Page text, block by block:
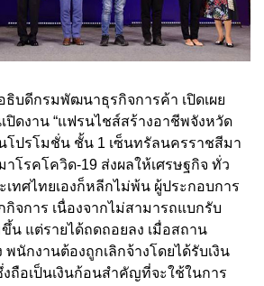
บดีกรมพัฒนาธุรกิจการค้า เปิดเผย
ปิดงาน “แฟรนไชส์สร้างอาชีพจังหวัด
โปรโมชั่น ชั้น 1 เซ็นทรัลนครราชสีมา
โรคโควิด-19 ส่งผลให้เศรษฐกิจ ทั่ว
ทศไทยเองก็หลีกไม่พ้น ผู้ประกอบการ
กิจการ เนื่องจากไม่สามารถแบกรับ
น แต่รายได้ถดถอยลง เมื่อสถาน
นักงานต้องถูกเลิกจ้างโดยได้รับเงิน
งถือเป็นเงินก้อนสำคัญที่จะใช้ในการ